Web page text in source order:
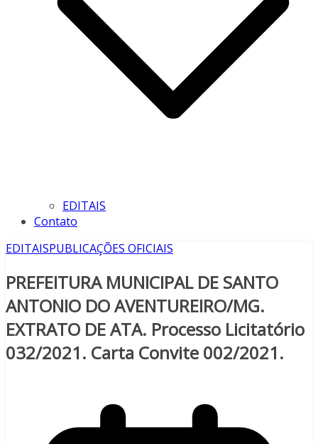
EDITAIS
Contato
EDITAISPUBLICAÇÕES OFICIAIS
PREFEITURA MUNICIPAL DE SANTO
ANTONIO DO AVENTUREIRO/MG.
EXTRATO DE ATA. Processo Licitatório
032/2021. Carta Convite 002/2021.